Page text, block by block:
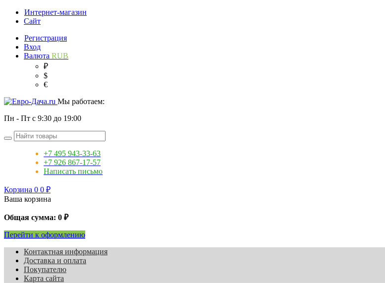
Интернет-магазин
Сайт
Регистрация
Вход
Валюта RUB
₽
$
€
Мы работаем:
Пн - Пт с 9:30 до 19:00
+7 495 943-33-63
+7 926 867-17-57
Написать письмо
Корзина 0 0 ₽
Ваша корзина
Общая сумма: 0 ₽
Перейти к оформлению
Контактная информация
Доставка и оплата
Покупателю
Карта сайта